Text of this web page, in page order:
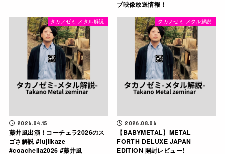
ブ映像放送情報！
タカノゼミ-メタル解説-
2026.04.15
藤井風出演！コーチェラ2026のス
ゴさ解説 #fujiikaze
#coachella2026 #藤井風
タカノゼミ-メタル解説-
2026.08.06
【BABYMETAL】METAL
FORTH DELUXE JAPAN
EDITION 開封レビュー!